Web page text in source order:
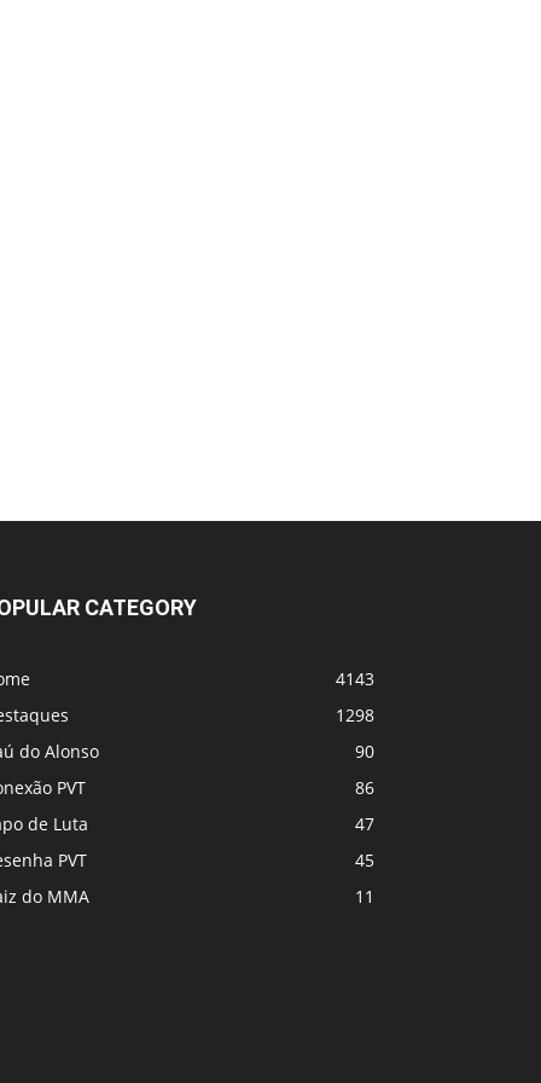
PbP - UFC Belgrado (tá rolando agora!)
por aí
CATEGORY
4143
1298
do Alonso
90
PVT
86
de Luta
47
PVT
45
do MMA
11